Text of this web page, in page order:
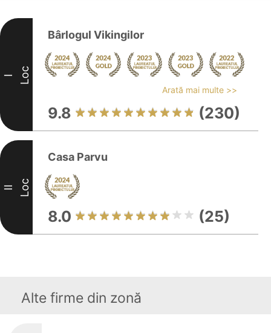
I Loc
Bârlogul Vikingilor
Arată mai multe >>
9.8 (230)
II Loc
Casa Parvu
8.0 (25)
Alte firme din zonă